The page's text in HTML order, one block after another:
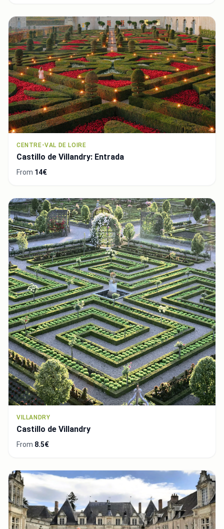
CENTRE-VAL DE LOIRE
Castillo de Villandry: Entrada
From 14€
VILLANDRY
Castillo de Villandry
From 8.5€